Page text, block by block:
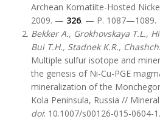
Archean Komatiite-Hosted
2009. — 326. — P. 1087—1089.
Bekker A., Grokhovskaya T.L.,
Bui T.H., Stadnek K.R.,
Multiple sulfur isotope and
the genesis of Ni-Cu-PGE
mineralization of the
Kola Peninsula, Russia //
doi: 10.1007/s00126-015-0604-1.